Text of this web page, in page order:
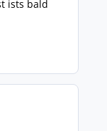
ists bald